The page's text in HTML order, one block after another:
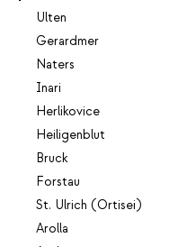
Ulten
Gerardmer
Naters
Inari
Herlikovice
Heiligenblut
Bruck
Forstau
St. Ulrich (Ortisei)
Arolla